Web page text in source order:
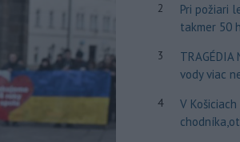
2
Pri požiari
takmer 50
3
TRAGÉDIA
vody viac
4
V